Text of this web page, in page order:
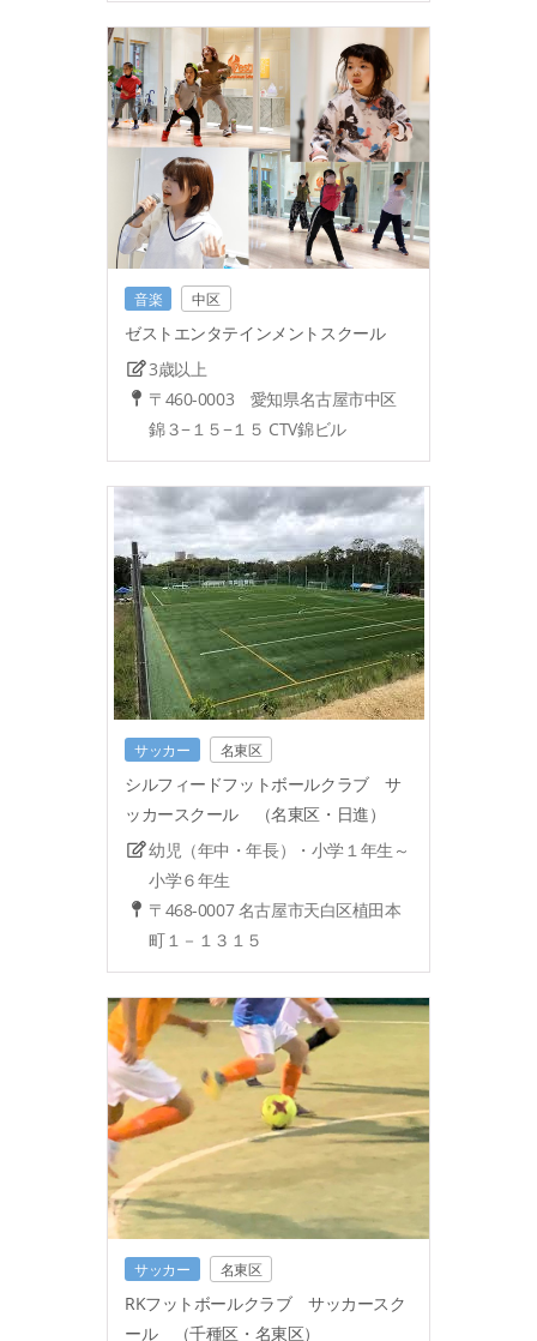
音楽 中区
ゼストエンタテインメントスクール
3歳以上
〒460-0003 愛知県名古屋市中区
錦３−１５−１５ CTV錦ビル
サッカー 名東区
シルフィードフットボールクラブ サ
ッカースクール （名東区・日進）
幼児（年中・年長）・小学１年生～
小学６年生
〒468-0007 名古屋市天白区植田本
町１－１３１５
サッカー 名東区
RKフットボールクラブ サッカースク
ール （千種区・名東区）